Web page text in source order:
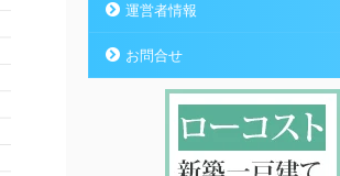
運営者情報
お問合せ